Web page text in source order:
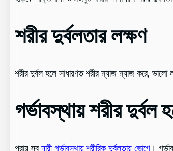
শরীর দুর্বলতার লক্ষণ
শরীর দুর্বল হলে সাধারণত শরীর ম্যাজ ম্যাজ করে,
গর্ভাবস্থায় শরীর দুর্বল
প্রায় সবনারী গর্ভাবস্থায় শরীরিক দুর্বলতায় ভোগে ।